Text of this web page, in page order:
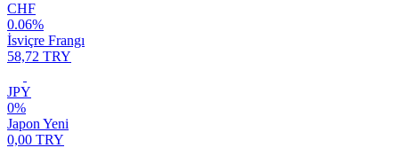
CHF
0.06%
İsviçre Frangı
58,72 TRY
JPY
0%
Japon Yeni
0,00 TRY